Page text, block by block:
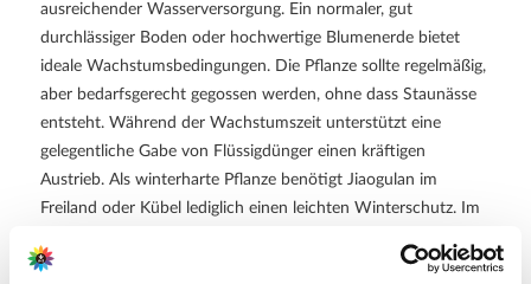
ausreichender Wasserversorgung. Ein normaler, gut
durchlässiger Boden oder hochwertige Blumenerde bietet
ideale Wachstumsbedingungen. Die Pflanze sollte regelmäßig,
aber bedarfsgerecht gegossen werden, ohne dass Staunässe
entsteht. Während der Wachstumszeit unterstützt eine
gelegentliche Gabe von Flüssigdünger einen kräftigen
Austrieb. Als winterharte Pflanze benötigt Jiaogulan im
Freiland oder Kübel lediglich einen leichten Winterschutz. Im
Frühjahr zuverlässig wieder aus, während die Pflanze als